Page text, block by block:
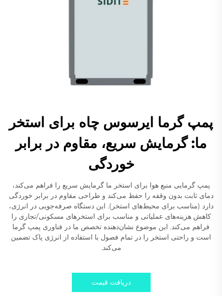
پمپ گرما ایرسوس چاه برای استخر
ما: گرمایش سریع، مقاوم در برابر
خوردگی
پمپ گرمایی منبع هوا برای استخر ما گرمایش سریع را فراهم می‌کند،
دمای ثابت بدون وقفه را حفظ می‌کند و طراحی مقاوم در برابر خوردگی
دارد (مناسب برای محیط‌های استخر). این دستگاه صرفه‌جویی در انرژی،
کاهش هزینه‌های عملیاتی و مناسب برای استخرهای مسکونی/تجاری را
فراهم می‌کند. این موضوع نشان‌دهنده تخصص ما در فناوری پمپ گرما
است و راحتی استخر را در تمام فصول با استفاده از انرژی پاک تضمین
می‌کند.
دریافت قیمت